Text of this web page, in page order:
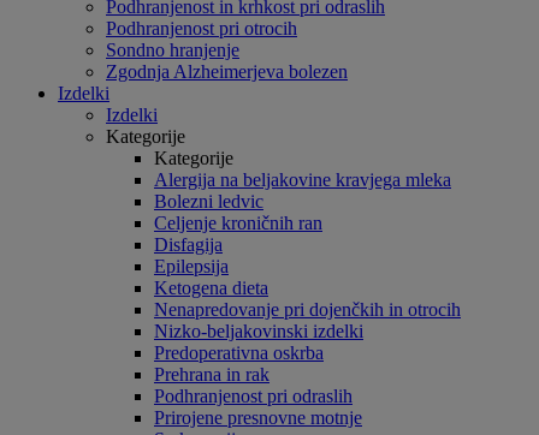
Podhranjenost in krhkost pri odraslih
Podhranjenost pri otrocih
Sondno hranjenje
Zgodnja Alzheimerjeva bolezen
Izdelki
Izdelki
Kategorije
Kategorije
Alergija na beljakovine kravjega mleka
Bolezni ledvic
Celjenje kroničnih ran
Disfagija
Epilepsija
Ketogena dieta
Nenapredovanje pri dojenčkih in otrocih
Nizko-beljakovinski izdelki
Predoperativna oskrba
Prehrana in rak
Podhranjenost pri odraslih
Prirojene presnovne motnje